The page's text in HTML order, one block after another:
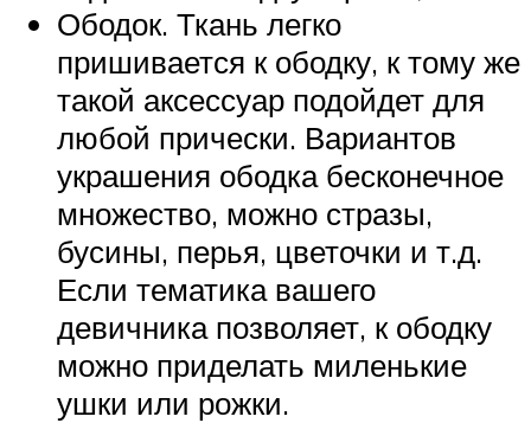
Ободок. Ткань легко
пришивается к ободку, к тому же
такой аксессуар подойдет для
любой прически. Вариантов
украшения ободка бесконечное
множество, можно стразы,
бусины, перья, цветочки и т.д.
Если тематика вашего
девичника позволяет, к ободку
можно приделать миленькие
ушки или рожки.